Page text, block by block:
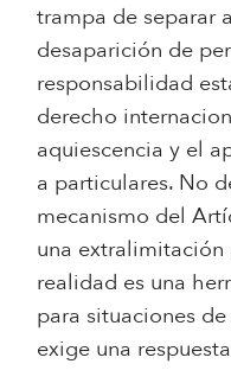
trampa de separar
desaparición de
responsabilidad
derecho
aquiescencia y el
a particulares. No
mecanismo del
una
realidad es una
para situaciones
exige una